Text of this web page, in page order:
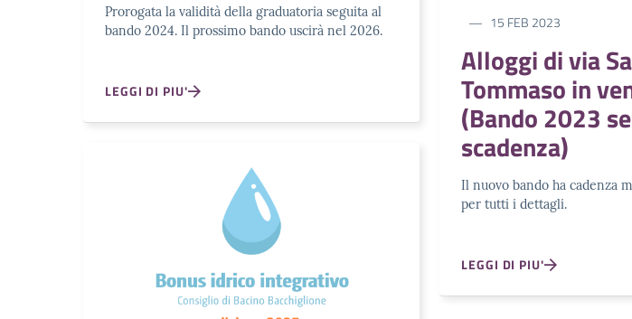
Prorogata la validità della graduatoria seguita al
bando 2024. Il prossimo bando uscirà nel 2026.
LEGGI DI PIU'
15 FEB 2023
Alloggi di via
Tommaso in
(Bando 2023
scadenza)
Il nuovo bando ha cadenza
per tutti i dettagli.
LEGGI DI PIU'